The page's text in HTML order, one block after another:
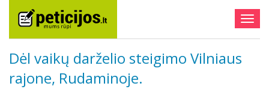
Dėl vaikų darželio steigimo Vilniaus
rajone, Rudaminoje.